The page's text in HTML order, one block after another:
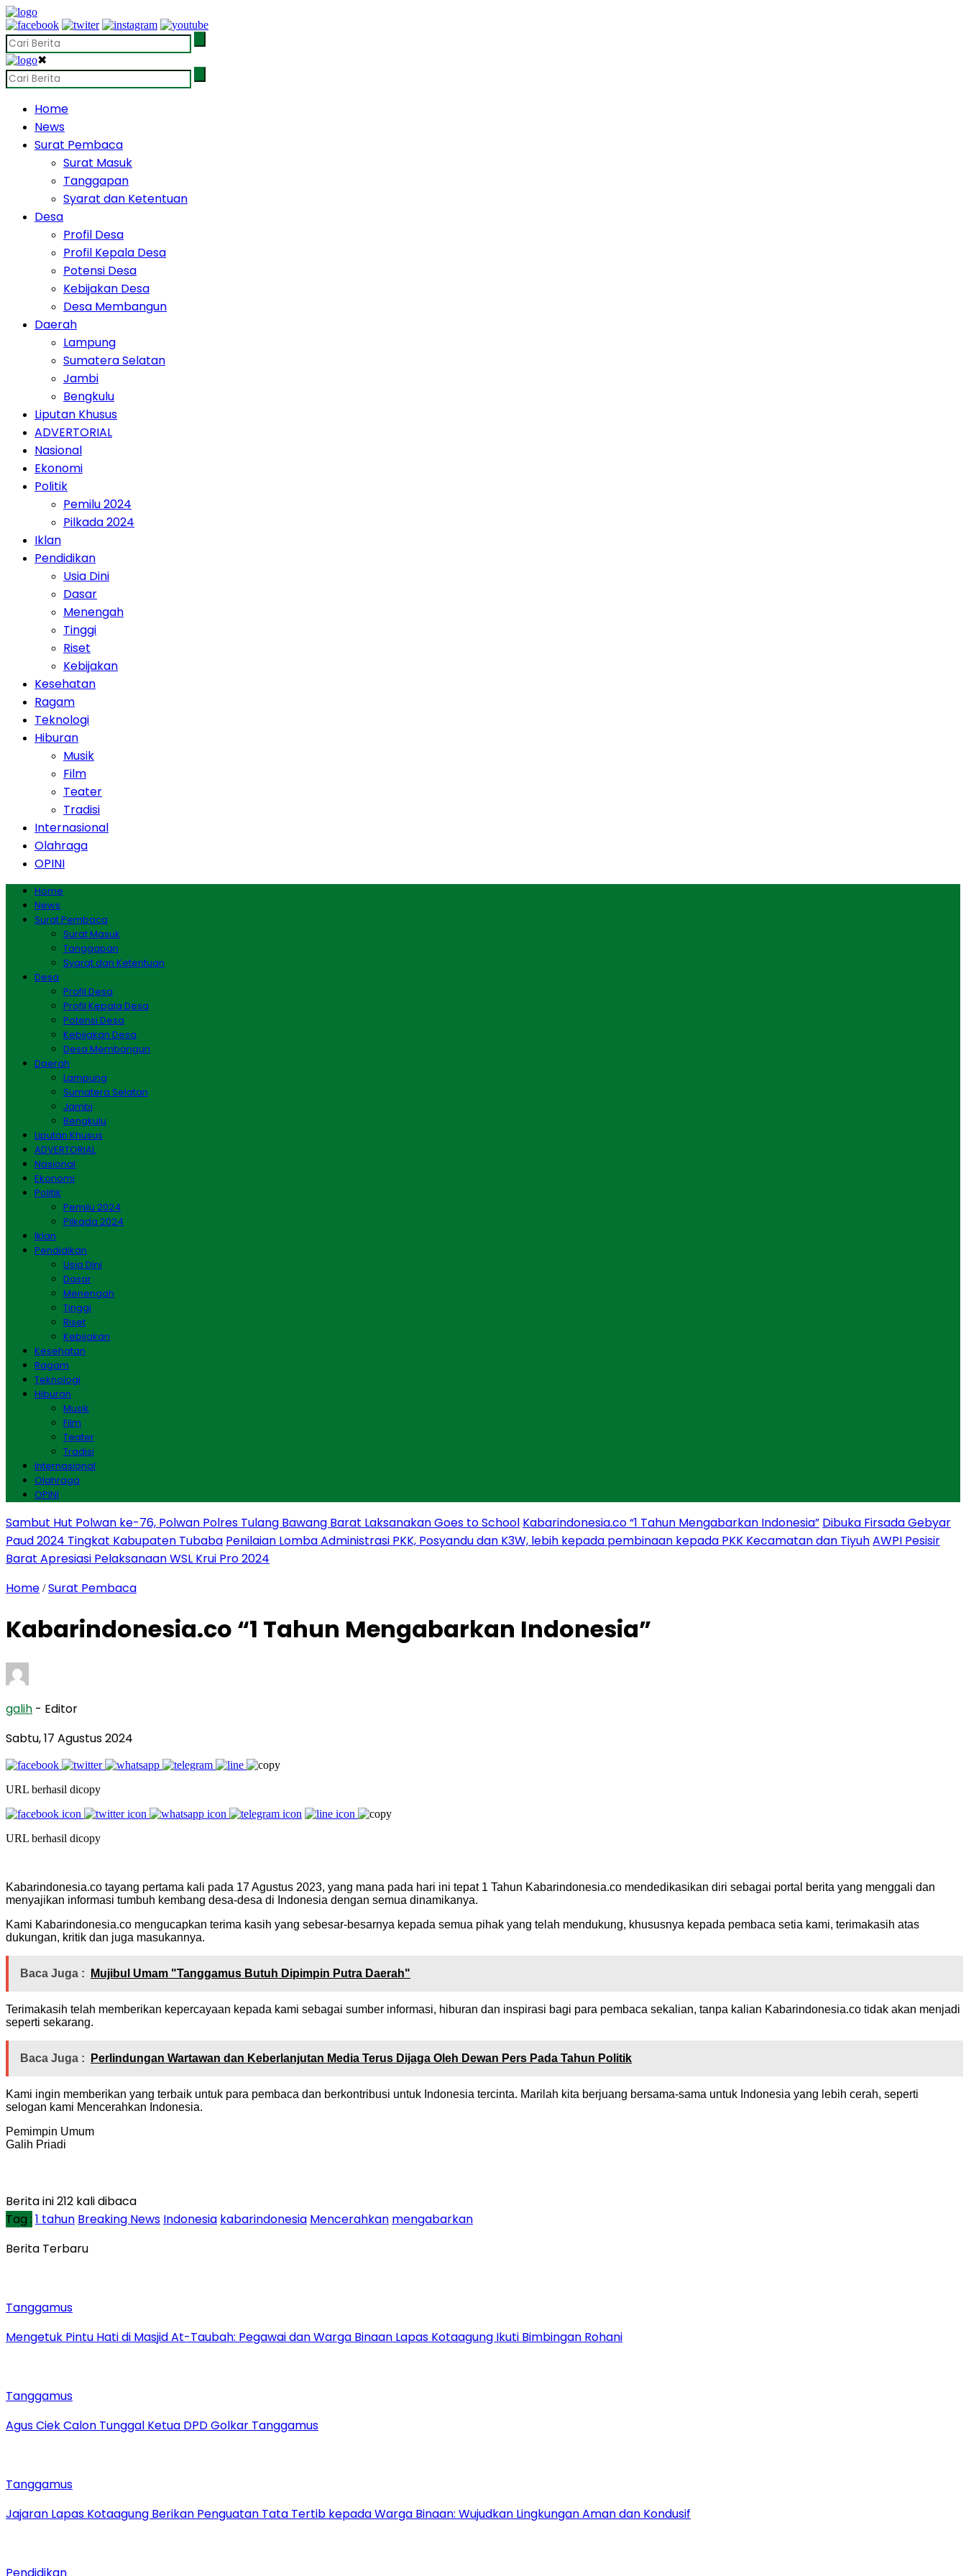
✖
Home
News
Surat Pembaca
Surat Masuk
Tanggapan
Syarat dan Ketentuan
Desa
Profil Desa
Profil Kepala Desa
Potensi Desa
Kebijakan Desa
Desa Membangun
Daerah
Lampung
Sumatera Selatan
Jambi
Bengkulu
Liputan Khusus
ADVERTORIAL
Nasional
Ekonomi
Politik
Pemilu 2024
Pilkada 2024
Iklan
Pendidikan
Usia Dini
Dasar
Menengah
Tinggi
Riset
Kebijakan
Kesehatan
Ragam
Teknologi
Hiburan
Musik
Film
Teater
Tradisi
Internasional
Olahraga
OPINI
Home
News
Surat Pembaca
Surat Masuk
Tanggapan
Syarat dan Ketentuan
Desa
Profil Desa
Profil Kepala Desa
Potensi Desa
Kebijakan Desa
Desa Membangun
Daerah
Lampung
Sumatera Selatan
Jambi
Bengkulu
Liputan Khusus
ADVERTORIAL
Nasional
Ekonomi
Politik
Pemilu 2024
Pilkada 2024
Iklan
Pendidikan
Usia Dini
Dasar
Menengah
Tinggi
Riset
Kebijakan
Kesehatan
Ragam
Teknologi
Hiburan
Musik
Film
Teater
Tradisi
Internasional
Olahraga
OPINI
Sambut Hut Polwan ke-76, Polwan Polres Tulang Bawang Barat Laksanakan Goes to School Kabarindonesia.co “1 Tahun Mengabarkan Indonesia” Dibuka Firsada Gebyar
Paud 2024 Tingkat Kabupaten Tubaba Penilaian Lomba Administrasi PKK, Posyandu dan K3W, lebih kepada pembinaan kepada PKK Kecamatan dan TiyuhAWPI Pesisir
Barat Apresiasi Pelaksanaan WSL Krui Pro 2024
Home /Surat Pembaca
Kabarindonesia.co “1 Tahun Mengabarkan Indonesia”
galih - Editor
Sabtu, 17 Agustus 2024
URL berhasil dicopy
URL berhasil dicopy
Kabarindonesia.co tayang pertama kali pada 17 Agustus 2023, yang mana pada hari ini tepat 1 Tahun Kabarindonesia.co mendedikasikan diri sebagai portal berita yang menggali dan
menyajikan informasi tumbuh kembang desa-desa di Indonesia dengan semua dinamikanya.
Kami Kabarindonesia.co mengucapkan terima kasih yang sebesar-besarnya kepada semua pihak yang telah mendukung, khususnya kepada pembaca setia kami, terimakasih atas
dukungan, kritik dan juga masukannya.
Baca Juga : Mujibul Umam "Tanggamus Butuh Dipimpin Putra Daerah"
Terimakasih telah memberikan kepercayaan kepada kami sebagai sumber informasi, hiburan dan inspirasi bagi para pembaca sekalian, tanpa kalian Kabarindonesia.co tidak akan menjadi
seperti sekarang.
Baca Juga : Perlindungan Wartawan dan Keberlanjutan Media Terus Dijaga Oleh Dewan Pers Pada Tahun Politik
Kami ingin memberikan yang terbaik untuk para pembaca dan berkontribusi untuk Indonesia tercinta. Marilah kita berjuang bersama-sama untuk Indonesia yang lebih cerah, seperti
selogan kami Mencerahkan Indonesia.
Pemimpin Umum
Galih Priadi
Berita ini 212 kali dibaca
Tag : 1 tahun Breaking News Indonesia kabarindonesia Mencerahkan mengabarkan
Berita Terbaru
Tanggamus
Mengetuk Pintu Hati di Masjid At-Taubah: Pegawai dan Warga Binaan Lapas Kotaagung Ikuti Bimbingan Rohani
Tanggamus
Agus Ciek Calon Tunggal Ketua DPD Golkar Tanggamus
Tanggamus
Jajaran Lapas Kotaagung Berikan Penguatan Tata Tertib kepada Warga Binaan: Wujudkan Lingkungan Aman dan Kondusif
Pendidikan